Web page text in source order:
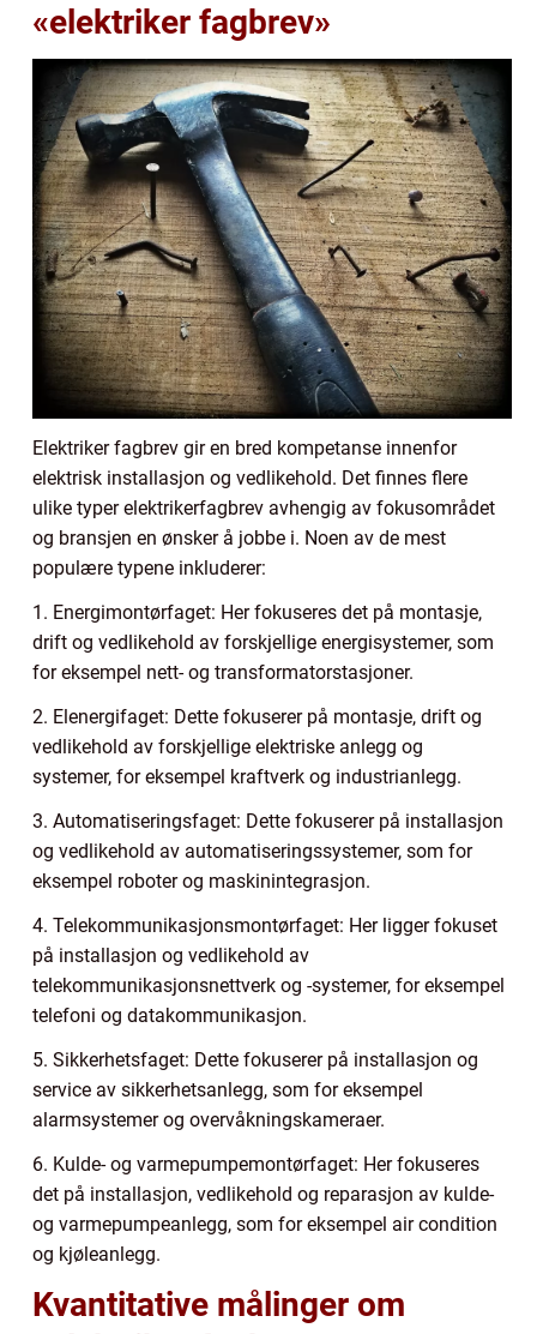
«elektriker fagbrev»
Elektriker fagbrev gir en bred kompetanse innenfor
elektrisk installasjon og vedlikehold. Det finnes flere
ulike typer elektrikerfagbrev avhengig av fokusområdet
og bransjen en ønsker å jobbe i. Noen av de mest
populære typene inkluderer:
1. Energimontørfaget: Her fokuseres det på montasje,
drift og vedlikehold av forskjellige energisystemer, som
for eksempel nett- og transformatorstasjoner.
2. Elenergifaget: Dette fokuserer på montasje, drift og
vedlikehold av forskjellige elektriske anlegg og
systemer, for eksempel kraftverk og industrianlegg.
3. Automatiseringsfaget: Dette fokuserer på installasjon
og vedlikehold av automatiseringssystemer, som for
eksempel roboter og maskinintegrasjon.
4. Telekommunikasjonsmontørfaget: Her ligger fokuset
på installasjon og vedlikehold av
telekommunikasjonsnettverk og -systemer, for eksempel
telefoni og datakommunikasjon.
5. Sikkerhetsfaget: Dette fokuserer på installasjon og
service av sikkerhetsanlegg, som for eksempel
alarmsystemer og overvåkningskameraer.
6. Kulde- og varmepumpemontørfaget: Her fokuseres
det på installasjon, vedlikehold og reparasjon av kulde-
og varmepumpeanlegg, som for eksempel air condition
og kjøleanlegg.
Kvantitative målinger om